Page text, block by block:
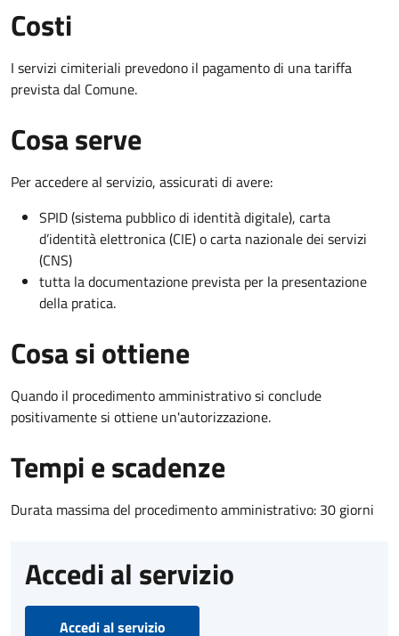
Costi
I servizi cimiteriali prevedono il pagamento di una tariffa
prevista dal Comune.
Cosa serve
Per accedere al servizio, assicurati di avere:
SPID (sistema pubblico di identità digitale), carta
d’identità elettronica (CIE) o carta nazionale dei servizi
(CNS)
tutta la documentazione prevista per la presentazione
della pratica.
Cosa si ottiene
Quando il procedimento amministrativo si conclude
positivamente si ottiene un'autorizzazione.
Tempi e scadenze
Durata massima del procedimento amministrativo: 30 giorni
Accedi al servizio
Accedi al servizio